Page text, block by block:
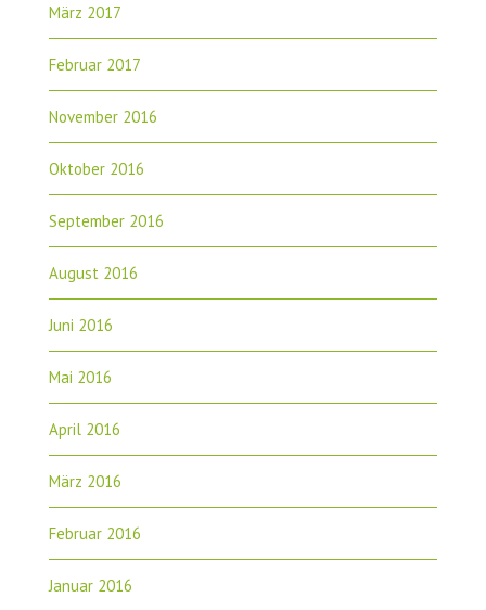
März 2017
Februar 2017
November 2016
Oktober 2016
September 2016
August 2016
Juni 2016
Mai 2016
April 2016
März 2016
Februar 2016
Januar 2016